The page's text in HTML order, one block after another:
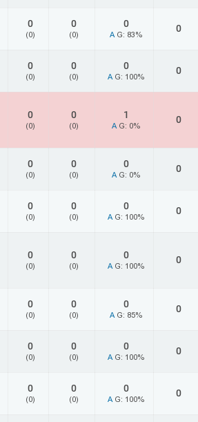
0
(0)
0
(0)
0
A G: 83%
0
0
(0)
0
(0)
0
A G: 100%
0
0
(0)
0
(0)
1
A G: 0%
0
0
(0)
0
(0)
0
A G: 0%
0
0
(0)
0
(0)
0
A G: 100%
0
0
(0)
0
(0)
0
A G: 100%
0
0
(0)
0
(0)
0
A G: 85%
0
0
(0)
0
(0)
0
A G: 100%
0
0
(0)
0
(0)
0
A G: 100%
0